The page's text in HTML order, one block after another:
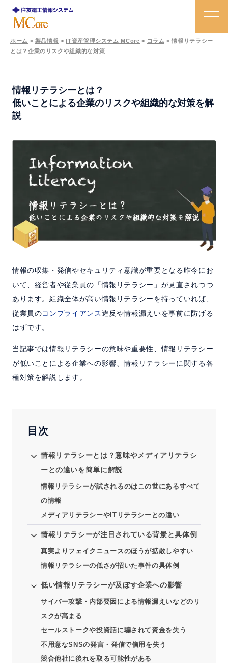
課題と解決策
価格
Ｑ＆Ａ
IT資産管理システム
ご利用中の方へ
お問い合わせ
ホーム製品情報会社情報採用情報
ホーム > 製品情報 > IT資産管理システム MCore > コラム >情報リテラシー
とは？企業のリスクや組織的な対策
情報リテラシーとは？
低いことによる企業のリスクや組織的な対策を解
説
情報の収集・発信やセキュリティ意識が重要となる昨今にお
いて、経営者や従業員の「情報リテラシー」が見直されつつ
あります。組織全体が高い情報リテラシーを持っていれば、
従業員のコンプライアンス違反や情報漏えいを事前に防げる
はずです。
当記事では情報リテラシーの意味や重要性、情報リテラシー
が低いことによる企業への影響、情報リテラシーに関する各
種対策を解説します。
目次
情報リテラシーとは？意味やメディアリテラシ
ーとの違いを簡単に解説
情報リテラシーが試されるのはこの世にあるすべて
の情報
メディアリテラシーやITリテラシーとの違い
情報リテラシーが注目されている背景と具体例
真実よりフェイクニュースのほうが拡散しやすい
情報リテラシーの低さが招いた事件の具体例
低い情報リテラシーが及ぼす企業への影響
サイバー攻撃・内部要因による情報漏えいなどのリ
スクが高まる
セールストークや投資話に騙されて資金を失う
不用意なSNSの発言・発信で信用を失う
競合他社に後れを取る可能性がある